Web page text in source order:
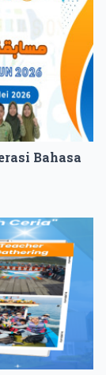
Bahasa